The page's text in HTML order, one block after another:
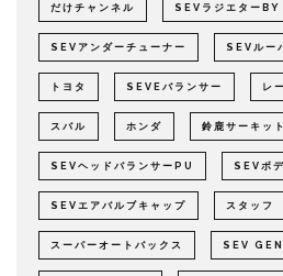
だけチャンネル SEVラジエターBY
SEVアンダーチューナー SEVルー
トヨタ SEVEバランサー レ
スバル ホンダ 鈴鹿サーキット
SEVヘッドバランサーPU SEVボ
SEVエアバルブキャップ スタッフ
スーパーオートバックス SEV